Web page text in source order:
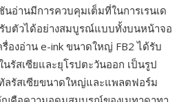
อ่านมีการควบคุมเต็มที่ในการเรนเด
บตัวได้อย่างสมบูรณ์แบบทั้งบนหน้าจอ
องอ่าน e-ink ขนาดใหญ่ FB2 ได้รับ
รัสเซียและยุโรปตะวันออก เป็นรูป
รัสเซียขนาดใหญ่และแพลตฟอร์ม